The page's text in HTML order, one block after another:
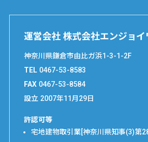
運営会社 株式会社エンジョイ
神奈川県鎌倉市由比ガ浜1-3-1-2F
TEL 0467-53-8583
FAX 0467-53-8584
設立 2007年11月29日
許認可等
宅地建物取引業[神奈川県知事(3)第